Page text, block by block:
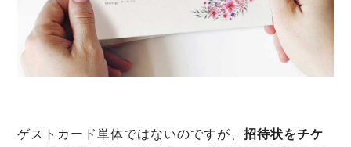
ゲストカード単体ではないのですが、招待状をチケ